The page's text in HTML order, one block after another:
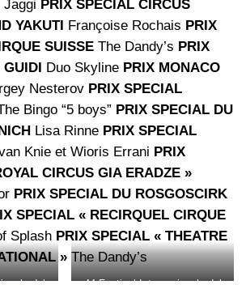
Jaggi PRIX SPECIAL CIRCUS
YAKUTI Françoise Rochais PRIX
SUISSE The Dandy’s PRIX
GUIDI Duo Skyline PRIX MONACO
Nesterov PRIX SPECIAL
Bingo “5 boys” PRIX SPECIAL DU
Lisa Rinne PRIX SPECIAL
Knie et Wioris Errani PRIX
CIRCUS GIA ERADZE »
PRIX SPECIAL DU ROSGOSCIRK
SPECIAL « RECIRQUEL CIRQUE
Splash PRIX SPECIAL « THEATRE
» The Dandy’s